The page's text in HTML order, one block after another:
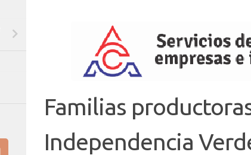
Familias
Independencia